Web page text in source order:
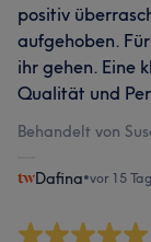
positiv
aufgehoben.
ihr gehen. Eine
Qualität und
Behandelt von
Dafina•vor 15